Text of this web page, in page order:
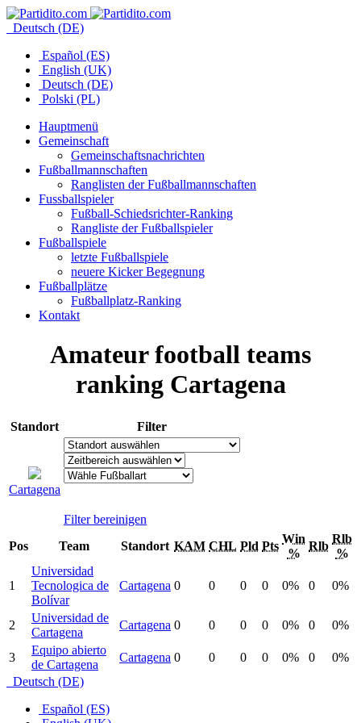
Deutsch (DE)
Español (ES)
English (UK)
Deutsch (DE)
Polski (PL)
Hauptmenü
Gemeinschaft
Gemeinschaftsnachrichten
Fußballmannschaften
Ranglisten der Fußballmannschaften
Fussballspieler
Fußball-Schiedsrichter-Ranking
Rangliste der Fußballspieler
Fußballspiele
letzte Fußballspiele
neuere Kicker Begegnung
Fußballplätze
Fußballplatz-Ranking
Kontakt
Amateur football teams
ranking Cartagena
Standort Filter
Cartagena
Filter bereinigen
Pos
Team Standort KAM CHL Pld Pts
Win
%
Rlb
Rlb
%
1
Universidad
Tecnologica de
Bolívar
Cartagena 0 0 0 0 0% 0 0%
2
Universidad de
Cartagena
Cartagena 0 0 0 0 0% 0 0%
3
Equipo abierto
de Cartagena
Cartagena 0 0 0 0 0% 0
0%
Deutsch (DE)
Español (ES)